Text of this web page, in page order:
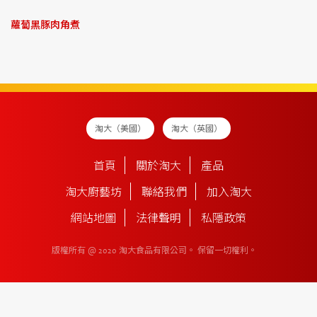
蘿蔔黑豚肉角煮
淘大（美國） 淘大（英國）
首頁 關於淘大 產品
淘大廚藝坊 聯絡我們 加入淘大
網站地圖 法律聲明 私隱政策
版權所有 @ 2020 淘大食品有限公司。 保留一切權利。